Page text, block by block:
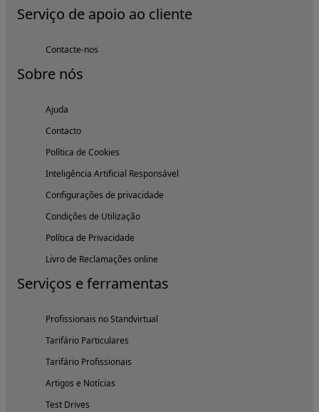
Serviço de apoio ao cliente
Contacte-nos
Sobre nós
Ajuda
Contacto
Política de Cookies
Inteligência Artificial Responsável
Configurações de privacidade
Condições de Utilização
Política de Privacidade
Livro de Reclamações online
Serviços e ferramentas
Profissionais no Standvirtual
Tarifário Particulares
Tarifário Profissionais
Artigos e Notícias
Test Drives